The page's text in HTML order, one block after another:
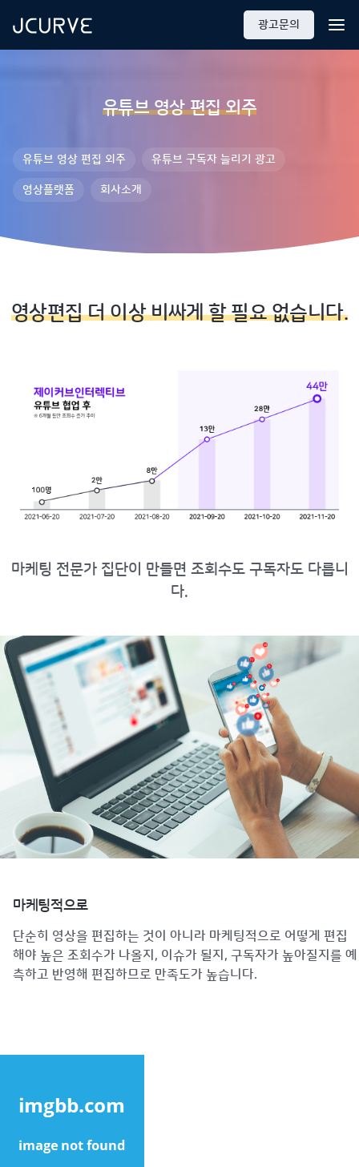
광고문의
유튜브 영상 편집 외주
유튜브 영상 편집 외주 유튜브 구독자 늘리기 광고
영상플랫폼 회사소개
영상편집 더 이상 비싸게 할 필요 없습니다.
마케팅 전문가 집단이 만들면 조회수도 구독자도 다릅니
다.
마케팅적으로
단순히 영상을 편집하는 것이 아니라 마케팅적으로 어떻게 편집
해야 높은 조회수가 나올지, 이슈가 될지, 구독자가 높아질지를 예
측하고 반영해 편집하므로 만족도가 높습니다.